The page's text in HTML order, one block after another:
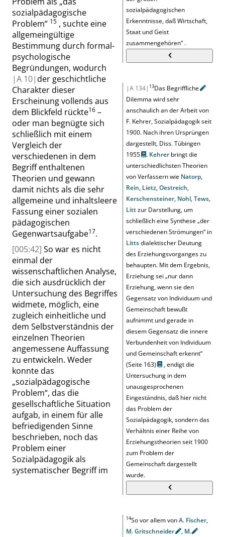
sozialpädagogischen
Erkenntnisse, daß Wirtschaft,
Staat und Geist
zusammengehören“ .
|A 134| 13Das Begriffliche
Dilemma wird sehr
anschaulich an der Arbeit von
F. Kehrer, Sozialpädagogik seit
1900. Nach ihren Ursprüngen
dargestellt, Diss. Tübingen
1955
. Kehrer bringt die
unterschiedlichsten Theorien
von Verfassern wie Natorp,
Rein, Lietz,Oestreich,
Kerschensteiner, Nohl,Tews,
Littzur Darstellung, um
schließlich eine Synthese„der
verschiedenen Strömungen“ in
Littsdialektischer Deutung
des Erziehungsvorganges zu
behaupten. Mit dem Ergebnis,
Erziehung sei „nur dann
Erziehung, wenn sie den
Gegensatz von Individuum und
Gemeinschaft bewußt
aufnimmt und gerade in
diesem Gegensatz die innere
Verbundenheit von Individuum
und Gemeinschaft erkennt“
(Seite 163)
, endigt die
Untersuchung in dem
unausgesprochenen
Eingeständnis, daß hier nicht
das Problem der
Sozialpädagogik, sondern das
Verhältnis einer Reihe von
Erziehungstheorien seit 1900
zum Problem der
Gemeinschaft dargestellt
wurde.
14So vor allem vonA. Fischer,
M.Gritschneider , M.
sozialpädagogische
Problem“ 15 , suchte eine
allgemeingültige
Bestimmung durch formal-
psychologische
Begründungen, wodurch
|A 10|der geschichtliche
Charakter dieser
Erscheinung vollends aus
dem Blickfeld rückte16 –
oder man begnügte sich
schließlich mit einem
Vergleich der
verschiedenen in dem
Begriff enthaltenen
Theorien und gewann
damit nichts als die sehr
allgemeine und inhaltsleere
Fassung einer sozialen
pädagogischen
Gegenwartsaufgabe17.
[005:42] So war es nicht
einmal der
wissenschaftlichen Analyse,
die sich ausdrücklich der
Untersuchung des Begriffes
widmete, möglich, eine
zugleich einheitliche und
dem Selbstverständnis der
einzelnen Theorien
angemessene Auffassung
zu entwickeln. Weder
konnte das
„sozialpädagogische
Problem“, das die
gesellschaftliche Situation
aufgab, in einem für alle
befriedigenden Sinne
beschrieben, noch das
Problem einer
Sozialpädagogik als
systematischer Begriff im